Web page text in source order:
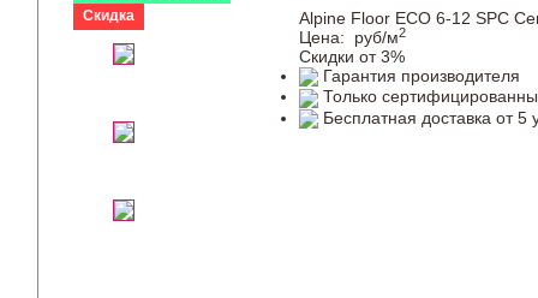
Скидка
Alpine Floor ЕСО 6-12 SPC
Цена:
руб/м2
Скидки от 3%
Гарантия производителя
Только
Бесплатная доставка от 5